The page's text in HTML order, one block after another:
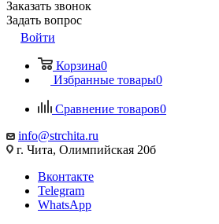
Заказать звонок
Задать вопрос
Войти
Корзина0
Избранные товары0
Сравнение товаров0
info@strchita.ru
г. Чита, Олимпийская 20б
Вконтакте
Telegram
WhatsApp